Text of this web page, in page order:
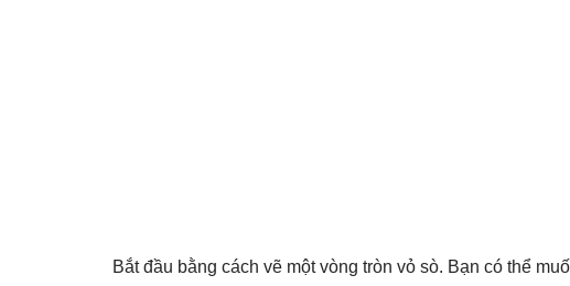
Bắt đầu bằng cách vẽ một vòng tròn vỏ sò. Bạn có thể